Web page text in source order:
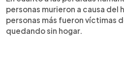
personas murieron a causa del
personas más fueron víctimas
quedando sin hogar.